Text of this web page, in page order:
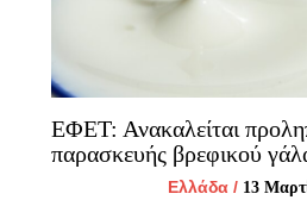
ΕΦΕΤ: Ανακαλείται
παρασκευής βρεφικού
Ελλάδα / 13